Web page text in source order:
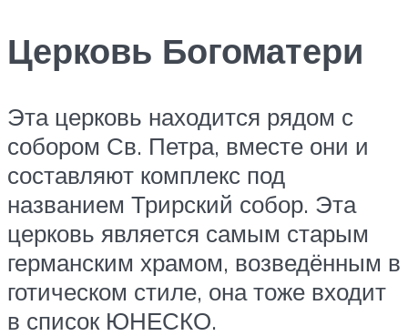
Церковь Богоматери
Эта церковь находится рядом с
собором Св. Петра, вместе они и
составляют комплекс под
названием Трирский собор. Эта
церковь является самым старым
германским храмом, возведённым в
готическом стиле, она тоже входит
в список ЮНЕСКО.